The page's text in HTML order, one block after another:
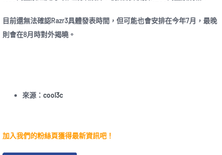
目前還無法確認Razr3具體發表時間，但可能也會安排在今年7月，最晚
則會在8月時對外揭曉。
來源： cool3c
加入我們的粉絲頁獲得最新資訊吧！